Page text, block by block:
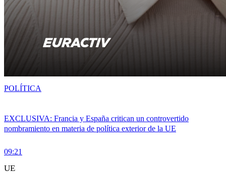
EXCLUSIVA: Francia y España critican un controvertido
nombramiento en materia de política exterior de la UE
09:21
POLÍTICA
UE